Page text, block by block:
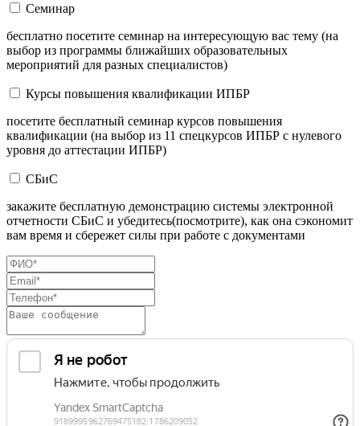
Семинар
бесплатно посетите семинар на интересующую вас тему (на
выбор из программы ближайших образовательных
мероприятий для разных специалистов)
Курсы повышения квалификации ИПБР
посетите бесплатный семинар курсов повышения
квалификации (на выбор из 11 спецкурсов ИПБР с нулевого
уровня до аттестации ИПБР)
СБиС
закажите бесплатную демонстрацию системы электронной
отчетности СБиС и убедитесь(посмотрите), как она сэкономит
вам время и сбережет силы при работе с документами